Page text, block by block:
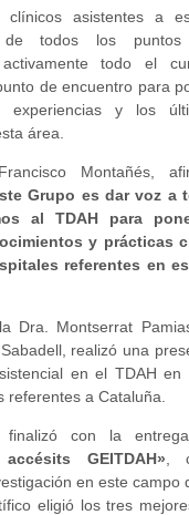
asistentes a
de todos los puntos
activamente todo el
de encuentro para
experiencias y los
área.
Montañés,
Grupo es dar voz a
al TDAH para
y prácticas
referentes en
Dra. Montserrat
realizó una
en el TDAH en
referentes a Cataluña.
finalizó con la
GEITDAH» ,
en este campo
eligió los tres